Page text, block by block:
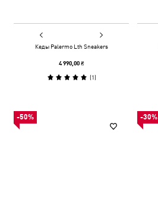
Кеды Palermo Lth Sneakers
4 990,00 ₴
(1)
-50% -30%